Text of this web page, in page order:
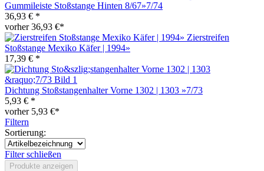
Gummileiste Stoßstange Hinten 8/67»7/74
36,93 € *
vorher 36,93 €*
Zierstreifen
Stoßstange Mexiko Käfer | 1994»
17,39 € *
Dichtung Stoßstangenhalter Vorne 1302 | 1303 »7/73
5,93 € *
vorher 5,93 €*
Filtern
Sortierung:
Filter schließen
Produkte anzeigen